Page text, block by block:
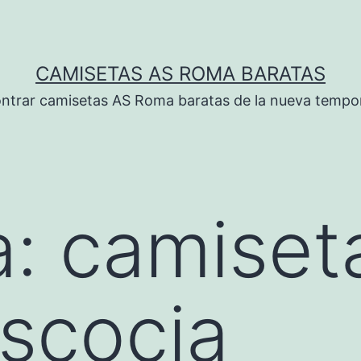
CAMISETAS AS ROMA BARATAS
camisetas AS Roma baratas de la nueva